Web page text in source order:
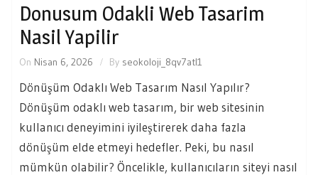
Donusum Odakli Web Tasarim
Nasil Yapilir
On Nisan 6, 2026 By seokoloji_8qv7atl1
Dönüşüm Odaklı Web Tasarım Nasıl Yapılır?
Dönüşüm odaklı web tasarım, bir web sitesinin
kullanıcı deneyimini iyileştirerek daha fazla
dönüşüm elde etmeyi hedefler. Peki, bu nasıl
mümkün olabilir? Öncelikle, kullanıcıların siteyi nasıl